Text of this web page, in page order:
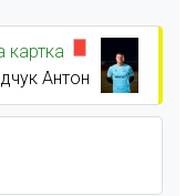
картка
Антон